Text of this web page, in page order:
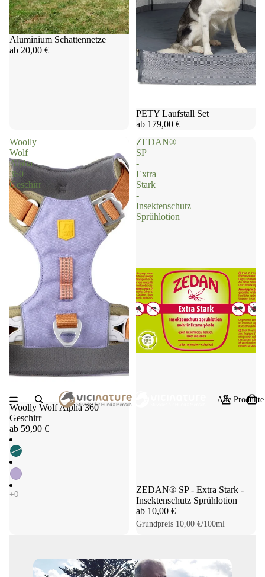
Alle Produkte
Aluminium Schattennetze
ab 20,00 €
PETY Laufstall Set
ab 179,00 €
Woolly
Wolf
Alpha
360
Geschirr
Woolly Wolf Alpha 360
Geschirr
ab 59,90 €
ZEDAN®
SP
-
Extra
Stark
-
Insektenschutz
Sprühlotion
ZEDAN® SP - Extra Stark -
Insektenschutz Sprühlotion
ab 10,00 €
Grundpreis 10,00 €/100ml